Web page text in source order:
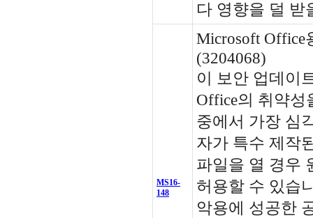
다 영향을 덜 받
MS16-
148
Microsoft Office
(3204068)
이 보안 업데이
Office의 취약성
중에서 가장 심
자가 특수 제작
파일을 열 경우
허용할 수 있습
악용에 성공한